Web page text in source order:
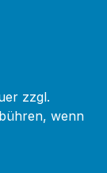
zzgl.
wenn